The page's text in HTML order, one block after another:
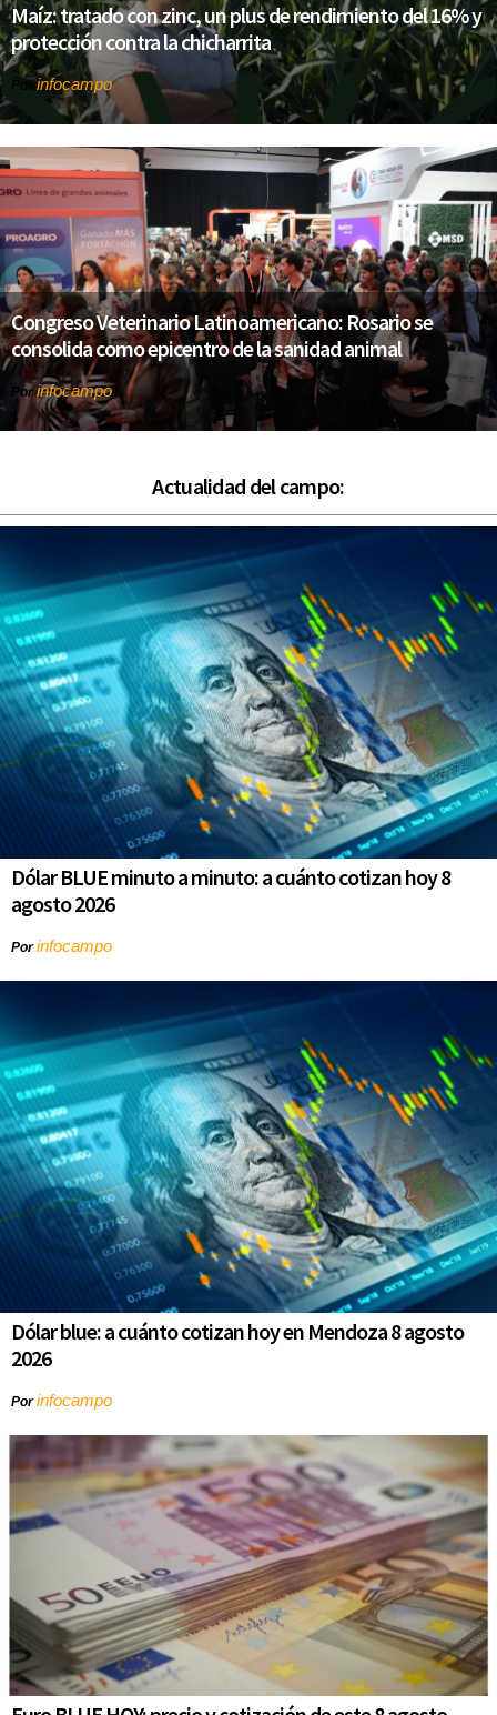
Maíz: tratado con zinc, un plus de rendimiento del 16% y
protección contra la chicharrita
Por infocampo
Congreso Veterinario Latinoamericano: Rosario se
consolida como epicentro de la sanidad animal
Por infocampo
Actualidad del campo:
Dólar BLUE minuto a minuto: a cuánto cotizan hoy 8
agosto 2026
Porinfocampo
Dólar blue: a cuánto cotizan hoy en Mendoza 8 agosto
2026
Porinfocampo